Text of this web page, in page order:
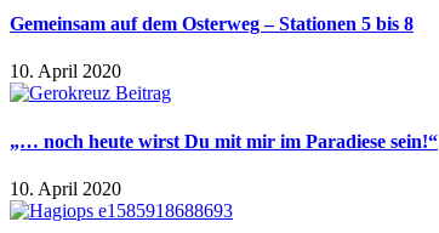
Gemeinsam auf dem Osterweg – Stationen 5 bis 8
10. April 2020
„… noch heute wirst Du mit mir im Paradiese sein!“
10. April 2020